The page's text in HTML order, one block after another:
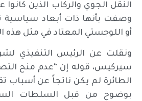
النقل الجوي والركاب الذين
وصفت بأنها ذات أبعاد سياسية
أو اللوجستي المعتاد في مثل هذه
ونقلت عن الرئيس التنفيذي
سيركيس، قوله إن “عدم منح
الطائرة لم يكن ناتجاً عن أسباب
بوضوح من قبل السلطات